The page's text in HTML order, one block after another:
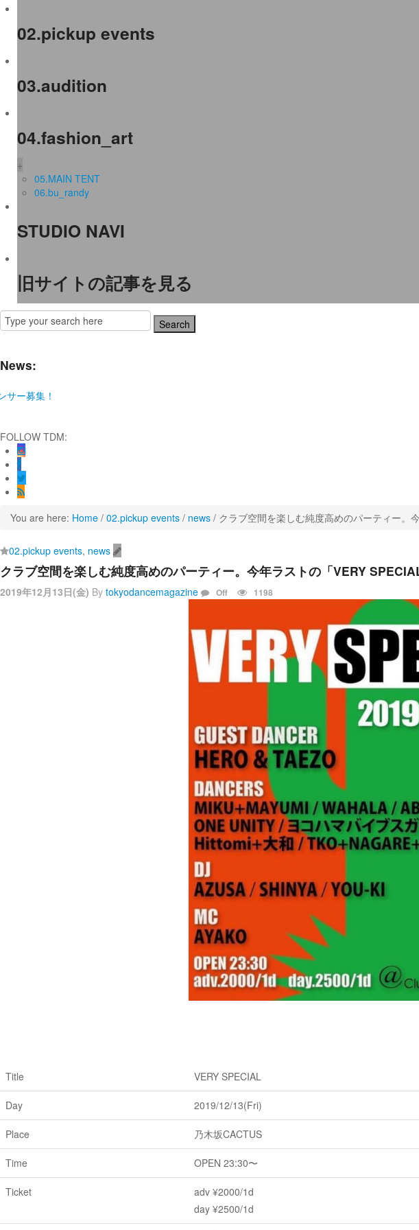
02.pickup events
03.audition
04.fashion_art
+
05.MAIN TENT
06.bu_randy
STUDIO NAVI
旧サイトの記事を見る
News:
芸術劇場『未練の幽霊と怪物―「珊瑚」「円山町」―』
公演『ANTENNA』 Produced by YOH UENO
」
SHOW FINAL 2DAYS
ト！
FOLLOW TDM:
You are here: Home / 02.pickup events / news / クラブ空間を楽しむ純度高めのパーティー。
02.pickup events, news
クラブ空間を楽しむ純度高めのパーティー。今年ラストの「VERY
2019年12月13日(金) By tokyodancemagazine Off 1198
Title VERY SPECIAL
Day 2019/12/13(Fri)
Place 乃木坂CACTUS
Time OPEN 23:30〜
Ticket
adv ¥2000/1d
day ¥2500/1d